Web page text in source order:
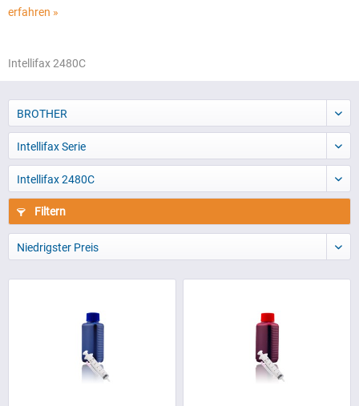
erfahren »
Intellifax 2480C
BROTHER
Intellifax Serie
Intellifax 2480C
Filtern
Niedrigster Preis